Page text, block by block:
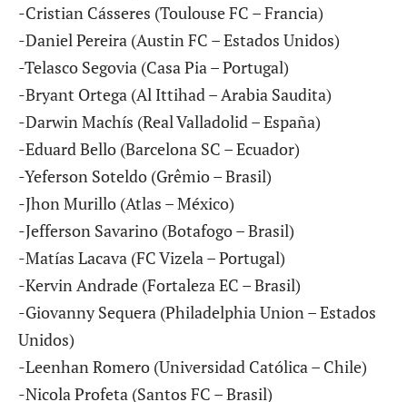
-Cristian Cásseres (Toulouse FC – Francia)
-Daniel Pereira (Austin FC – Estados Unidos)
-Telasco Segovia (Casa Pia – Portugal)
-Bryant Ortega (Al Ittihad – Arabia Saudita)
-Darwin Machís (Real Valladolid – España)
-Eduard Bello (Barcelona SC – Ecuador)
-Yeferson Soteldo (Grêmio – Brasil)
-Jhon Murillo (Atlas – México)
-Jefferson Savarino (Botafogo – Brasil)
-Matías Lacava (FC Vizela – Portugal)
-Kervin Andrade (Fortaleza EC – Brasil)
-Giovanny Sequera (Philadelphia Union – Estados
Unidos)
-Leenhan Romero (Universidad Católica – Chile)
-Nicola Profeta (Santos FC – Brasil)